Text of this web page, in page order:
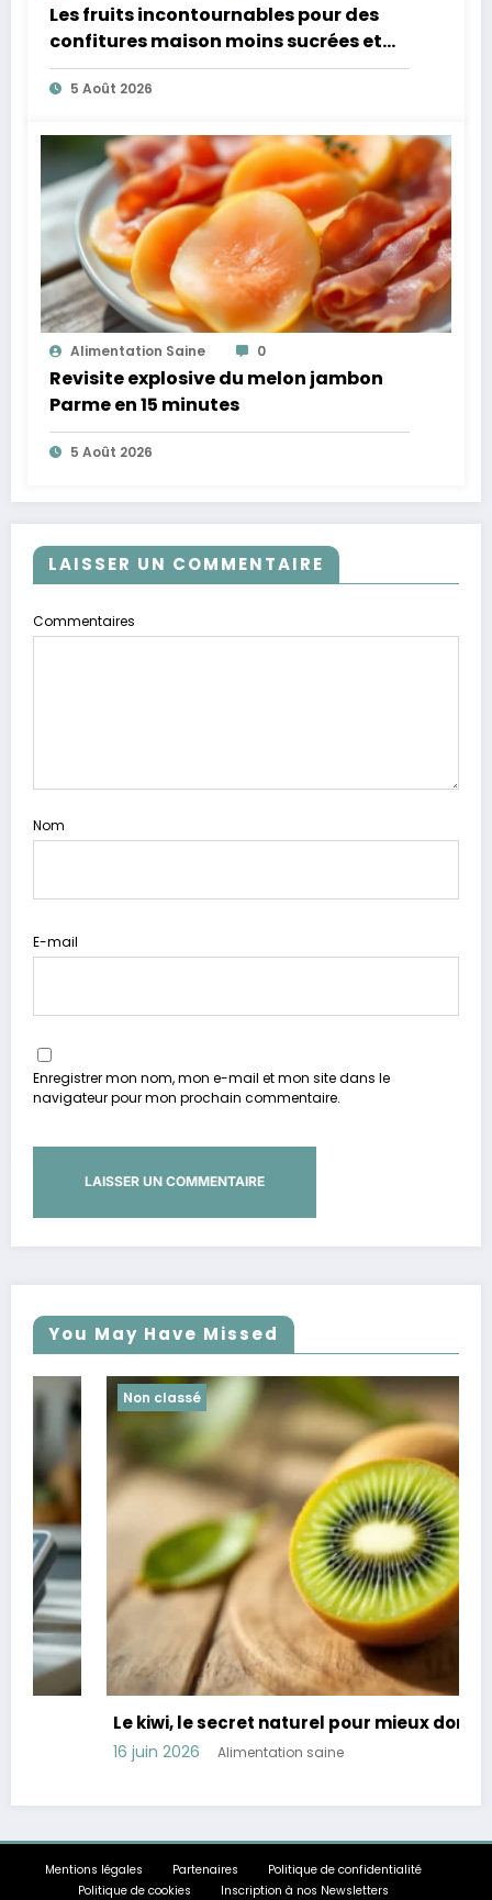
Les fruits incontournables pour des
confitures maison moins sucrées et
plus légères
5 Août 2026
Alimentation Saine 0
Revisite explosive du melon jambon
Parme en 15 minutes
5 Août 2026
LAISSER UN COMMENTAIRE
Commentaires
Nom
E-mail
Enregistrer mon nom, mon e-mail et mon site dans le
navigateur pour mon prochain commentaire.
You May Have Missed
Non classé
Le kiwi, le secret naturel pour mieux dormir
16 juin 2026 Alimentation saine
Mentions légales Partenaires
Politique de confidentialité
Politique de cookies
Inscription à nos Newsletters